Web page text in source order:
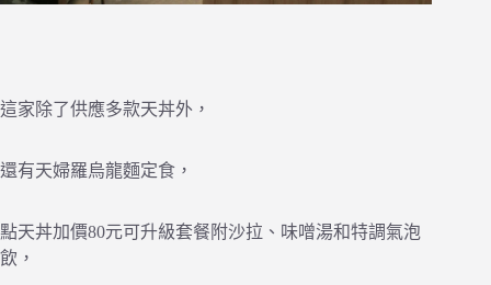
這家除了供應多款天丼外，
還有天婦羅烏龍麵定食，
點天丼加價80元可升級套餐附沙拉、味噌湯和特調氣泡
飲，